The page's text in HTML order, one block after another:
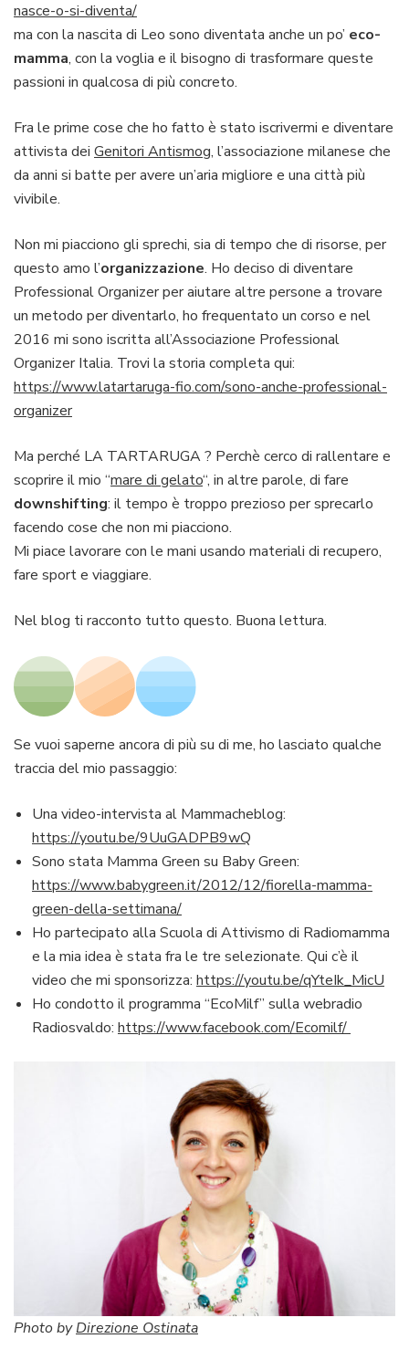
nasce-o-si-diventa/
ma con la nascita di Leo sono diventata anche un po’ eco-
mamma, con la voglia e il bisogno di trasformare queste
passioni in qualcosa di più concreto.
Fra le prime cose che ho fatto è stato iscrivermi e diventare
attivista dei Genitori Antismog, l’associazione milanese che
da anni si batte per avere un’aria migliore e una città più
vivibile.
Non mi piacciono gli sprechi, sia di tempo che di risorse, per
questo amo l’organizzazione. Ho deciso di diventare
Professional Organizer per aiutare altre persone a trovare
un metodo per diventarlo, ho frequentato un corso e nel
2016 mi sono iscritta all’Associazione Professional
Organizer Italia. Trovi la storia completa qui:
https://www.latartaruga-fio.com/sono-anche-professional-
organizer
Ma perché LA TARTARUGA ? Perchè cerco di rallentare e
scoprire il mio “mare di gelato“, in altre parole, di fare
downshifting: il tempo è troppo prezioso per sprecarlo
facendo cose che non mi piacciono.
Mi piace lavorare con le mani usando materiali di recupero,
fare sport e viaggiare.
Nel blog ti racconto tutto questo. Buona lettura.
Se vuoi saperne ancora di più su di me, ho lasciato qualche
traccia del mio passaggio:
Una video-intervista al Mammacheblog:
https://youtu.be/9UuGADPB9wQ
Sono stata Mamma Green su Baby Green:
https://www.babygreen.it/2012/12/fiorella-mamma-
green-della-settimana/
Ho partecipato alla Scuola di Attivismo di Radiomamma
e la mia idea è stata fra le tre selezionate. Qui c’è il
video che mi sponsorizza: https://youtu.be/qYteIk_MicU
Ho condotto il programma “EcoMilf” sulla webradio
Radiosvaldo: https://www.facebook.com/Ecomilf/
Photo byDirezione Ostinata